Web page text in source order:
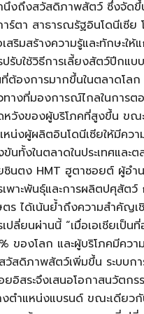
นึงถึงสวัสดิภาพสัตว์ ซึ่งจัด
าร์ตา สาธารณรัฐอินโดนีเซีย
สริมสร้างความรู้และทักษะให้
ปรับใช้วิธีการเลี้ยงสัตว์ปีกแ
ที่ต้องการมากขึ้นในตลาดโลก
ทางที่มองการณ์ไกลในการต
หวังของผู้บริโภคที่สูงขึ้น ขณ
หน่งผู้ผลิตอินโดนีเซียให้มีควา
ขันทั้งในตลาดในประเทศและต
ซินตง HMT ฮูตาซอยต์ ผู้อำ
เพาะพันธุ์และการผลิตปศุสัตว์
ตร ได้เน้นย้ำถึงความสำคัญ
เปลี่ยนผ่านนี้ “เมื่อเอเชียเป็น
ของโลก และผู้บริโภคมีควา
วัสดิภาพสัตว์เพิ่มขึ้น ระบบก
ยอิสระจึงเสนอโอกาสนวัตกร
งตำแหน่งแบรนด์ ขณะเดียว